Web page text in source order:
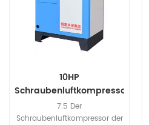
10HP
Schraubenluftkompressor
7.5 Der
Schraubenluftkompressor der